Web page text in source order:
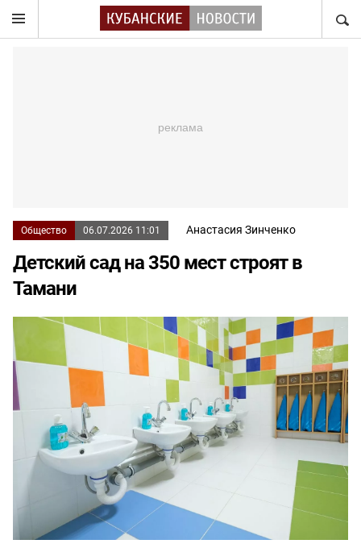
Общество 06.07.2026 11:01 Анастасия Зинченко
Детский сад на 350 мест строят в
Тамани